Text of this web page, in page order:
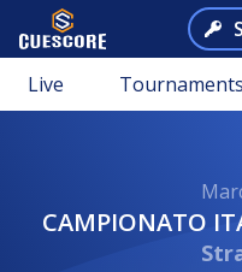
Live Tournaments
CAMPIONATO